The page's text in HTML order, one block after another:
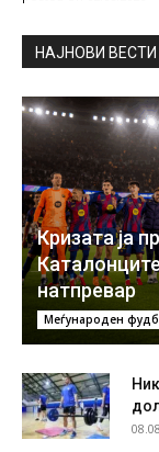
НAЈНОВИ ВЕСТИ
Кризата ја
натпревар
Меѓународен